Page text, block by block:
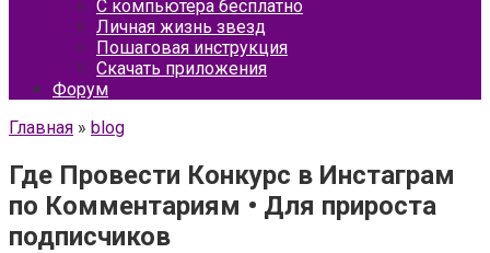
С компьютера бесплатно
Личная жизнь звезд
Пошаговая инструкция
Скачать приложения
Форум
Главная » blog
Где Провести Конкурс в Инстаграм
по Комментариям • Для прироста
подписчиков